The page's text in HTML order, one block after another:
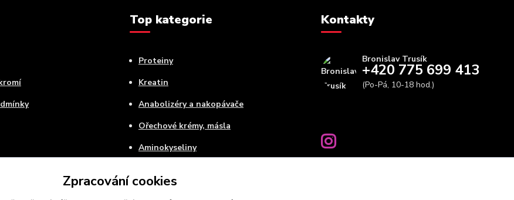
Top kategorie
Proteiny
Kreatin
Anabolizéry a nakopávače
Ořechové krémy, másla
Aminokyseliny
Kontakty
Bronislav Trusík
+420 775 699 413
(Po-Pá, 10-18 hod.)
Zpracování cookies